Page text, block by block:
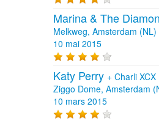
Marina & The
Melkweg, Amsterdam (NL)
10 mai 2015
Katy Perry + Charli XCX
Ziggo Dome, Amsterdam
10 mars 2015